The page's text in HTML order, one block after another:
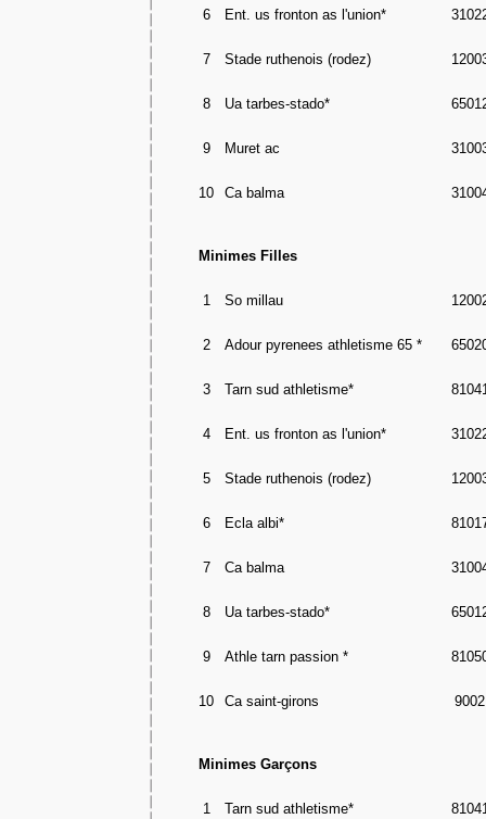
6 Ent. us fronton as l'union*
7 Stade ruthenois (rodez)
8 Ua tarbes-stado*
9 Muret ac
10 Ca balma
Minimes Filles
1 So millau
2 Adour pyrenees athletisme 65 *
3 Tarn sud athletisme*
4 Ent. us fronton as l'union*
5 Stade ruthenois (rodez)
6 Ecla albi*
7 Ca balma
8 Ua tarbes-stado*
9 Athle tarn passion *
10 Ca saint-girons 9002
Minimes Garçons
1 Tarn sud athletisme*